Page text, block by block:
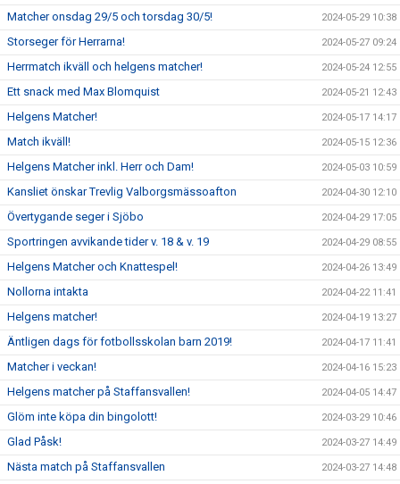
Matcher onsdag 29/5 och torsdag 30/5! 2024-05-29 10:38
Storseger för Herrarna! 2024-05-27 09:24
Herrmatch ikväll och helgens matcher! 2024-05-24 12:55
Ett snack med Max Blomquist 2024-05-21 12:43
Helgens Matcher! 2024-05-17 14:17
Match ikväll! 2024-05-15 12:36
Helgens Matcher inkl. Herr och Dam! 2024-05-03 10:59
Kansliet önskar Trevlig Valborgsmässoafton 2024-04-30 12:10
Övertygande seger i Sjöbo 2024-04-29 17:05
Sportringen avvikande tider v. 18 & v. 19 2024-04-29 08:55
Helgens Matcher och Knattespel! 2024-04-26 13:49
Nollorna intakta 2024-04-22 11:41
Helgens matcher! 2024-04-19 13:27
Äntligen dags för fotbollsskolan barn 2019! 2024-04-17 11:41
Matcher i veckan! 2024-04-16 15:23
Helgens matcher på Staffansvallen! 2024-04-05 14:47
Glöm inte köpa din bingolott! 2024-03-29 10:46
Glad Påsk! 2024-03-27 14:49
Nästa match på Staffansvallen 2024-03-27 14:48